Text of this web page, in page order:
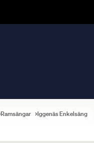
Ramsängar Iggenäs Enkelsäng